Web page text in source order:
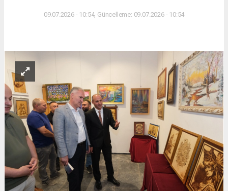
09.07.2026 - 10:54, Güncelleme: 09.07.2026 - 10:54